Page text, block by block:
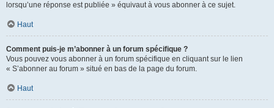
lorsqu’une réponse est publiée » équivaut à vous abonner à ce sujet.
Haut
Comment puis-je m’abonner à un forum spécifique ?
Vous pouvez vous abonner à un forum spécifique en cliquant sur le lien
« S’abonner au forum » situé en bas de la page du forum.
Haut